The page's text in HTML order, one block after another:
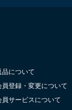
品について
員登録・変更について
員サービスについて